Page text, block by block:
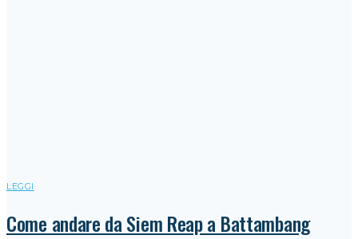
LEGGI
Come andare da Siem Reap a Battambang